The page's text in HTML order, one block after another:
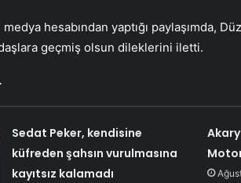
hesabından yaptığı paylaşımda,
geçmiş olsun dileklerini iletti.
Sedat Peker, kendisine
küfreden şahsın vurulmasına
kayıtsız kalamadı